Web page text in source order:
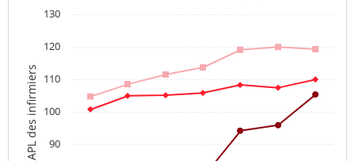
APL des infirmiers 90
100
110
120
130